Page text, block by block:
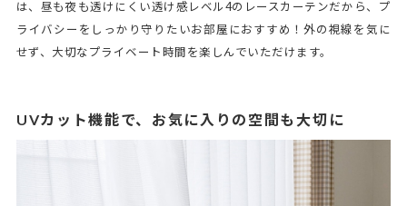
は、昼も夜も透けにくい透け感レベル4のレースカーテンだから、プ
ライバシーをしっかり守りたいお部屋におすすめ！外の視線を気に
せず、大切なプライベート時間を楽しんでいただけます。
UVカット機能で、お気に入りの空間も大切に